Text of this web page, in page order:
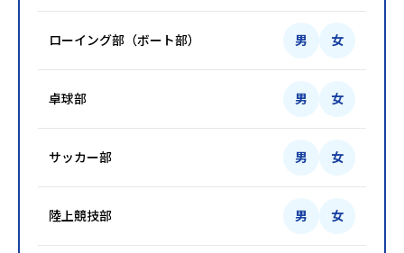
ローイング部（ボート部） 男 女
卓球部 男 女
サッカー部 男 女
陸上競技部 男 女